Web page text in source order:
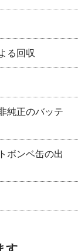
る回収
純正のバッテ
ボンベ缶の出